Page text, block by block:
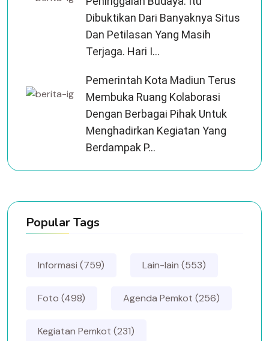
Dibuktikan Dari Banyaknya Situs
Dan Petilasan Yang Masih
Terjaga. Hari I...
Pemerintah Kota Madiun Terus
Membuka Ruang Kolaborasi
Dengan Berbagai Pihak Untuk
Menghadirkan Kegiatan Yang
Berdampak P...
Popular Tags
Informasi (759) Lain-lain (553)
Foto (498) Agenda Pemkot (256)
Kegiatan Pemkot (231)